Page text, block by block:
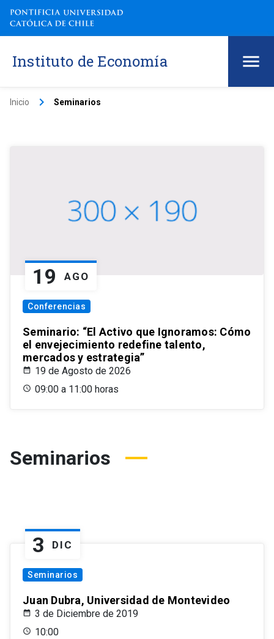
Instituto de Economía
Inicio keyboard_arrow_right Seminarios
19 AGO
Conferencias
Seminario: “El Activo que Ignoramos: Cómo
el envejecimiento redefine talento,
mercados y estrategia”
19 de Agosto de 2026
09:00 a 11:00 horas
Seminarios
3 DIC
Seminarios
Juan Dubra, Universidad de Montevideo
3 de Diciembre de 2019
10:00